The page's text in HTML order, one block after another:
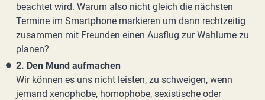
beachtet wird. Warum also nicht gleich die nächsten
Termine im Smartphone markieren um dann rechtzeitig
zusammen mit Freunden einen Ausflug zur Wahlurne zu
planen?
2. Den Mund aufmachen
Wir können es uns nicht leisten, zu schweigen, wenn
jemand xenophobe, homophobe, sexistische oder